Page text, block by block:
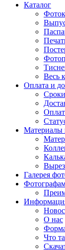
Каталог
Весь
Оплата и
Материалы
Галерея
О нас
Что